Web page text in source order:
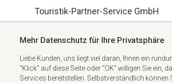
Touristik-Partner-Service GmbH
+49 6074 6982738
63322
Mehr Datenschutz für Ihre Privatsphäre
Liebe Kunden, uns liegt viel daran, Ihnen ein
"Klick" auf diese Seite oder "OK" willigen Sie ein,
Services bereitstellen. Selbstverständlich können